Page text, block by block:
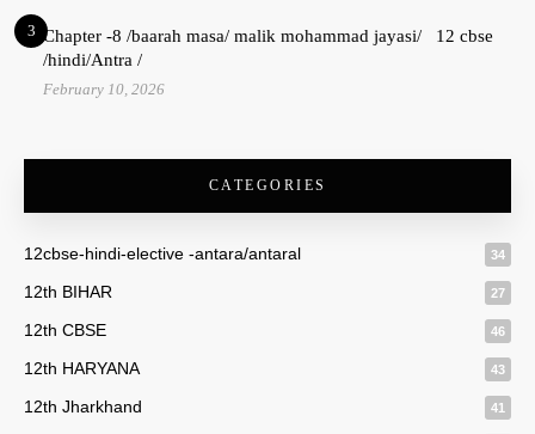
3 Chapter -8 /baarah masa/ malik mohammad jayasi/ 12 cbse
/hindi/Antra /
February 10, 2026
CATEGORIES
12cbse-hindi-elective -antara/antaral 34
12th BIHAR 27
12th CBSE 46
12th HARYANA 43
12th Jharkhand 41